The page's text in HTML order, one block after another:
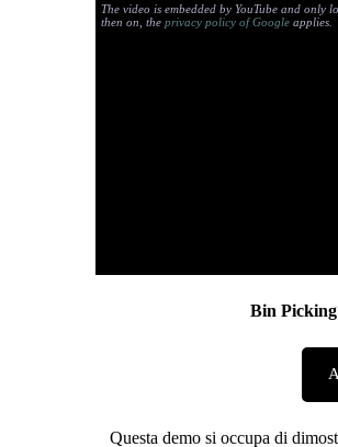
The video is embedded by YouTube and
then on, the privacy policy of Google applies.
Bin
Questa demo si occupa di